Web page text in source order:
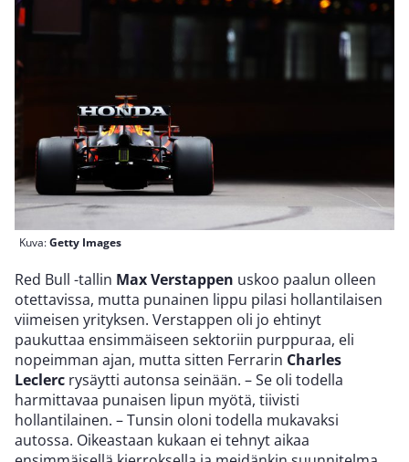
Kuva:Getty Images
Red Bull -tallin Max Verstappen uskoo paalun olleen
otettavissa, mutta punainen lippu pilasi hollantilaisen
viimeisen yrityksen. Verstappen oli jo ehtinyt
paukuttaa ensimmäiseen sektoriin purppuraa, eli
nopeimman ajan, mutta sitten Ferrarin Charles
Leclerc rysäytti autonsa seinään. – Se oli todella
harmittavaa punaisen lipun myötä, tiivisti
hollantilainen. – Tunsin oloni todella mukavaksi
autossa. Oikeastaan kukaan ei tehnyt aikaa